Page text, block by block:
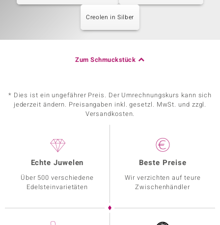
Creolen in Silber
Zum Schmuckstück
* Dies ist ein ungefährer Preis. Der Umrechnungskurs kann sich
jederzeit ändern. Preisangaben inkl. gesetzl. MwSt. und zzgl.
Versandkosten.
Echte Juwelen
Über 500 verschiedene
Edelsteinvarietäten
Beste Preise
Wir verzichten auf teure
Zwischenhändler